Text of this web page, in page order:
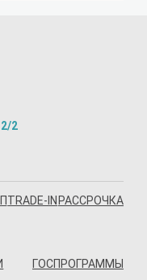
2
TRADE-IN РАССРОЧКА
ГОСПРОГРАММЫ